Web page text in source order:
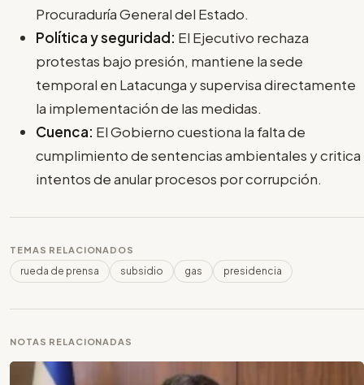
Procuraduría General del Estado.
Política y seguridad: El Ejecutivo rechaza
protestas bajo presión, mantiene la sede
temporal en Latacunga y supervisa directamente
la implementación de las medidas.
Cuenca: El Gobierno cuestiona la falta de
cumplimiento de sentencias ambientales y critica
intentos de anular procesos por corrupción.
TEMAS RELACIONADOS
rueda de prensa subsidio gas presidencia
NOTAS RELACIONADAS